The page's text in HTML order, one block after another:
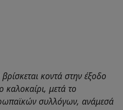
κοντά στην έξοδο
καλοκαίρι, μετά το
συλλόγων, ανάμεσά